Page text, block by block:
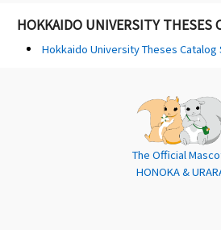
HOKKAIDO UNIVERSITY THESES
Hokkaido University Theses Catalog
The Official
HONOKA &